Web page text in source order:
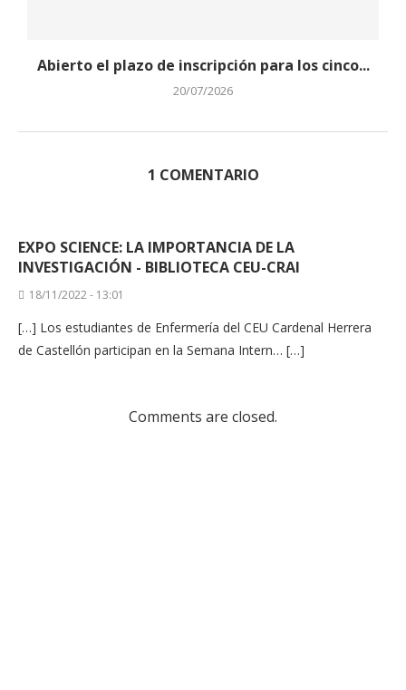
Abierto el plazo de inscripción para los cinco...
20/07/2026
1 COMENTARIO
EXPO SCIENCE: LA IMPORTANCIA DE LA
INVESTIGACIÓN - BIBLIOTECA CEU-CRAI
18/11/2022 - 13:01
[…] Los estudiantes de Enfermería del CEU Cardenal Herrera
de Castellón participan en la Semana Intern… […]
Comments are closed.